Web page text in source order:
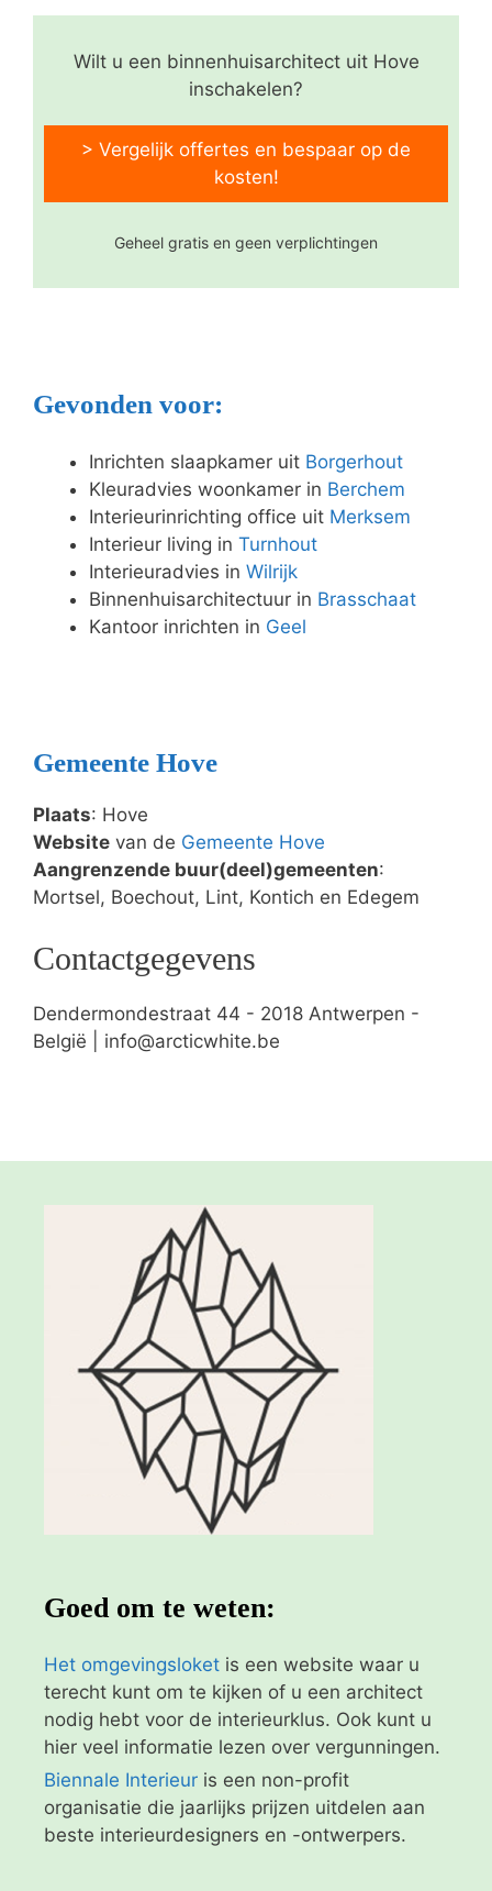
Wilt u een binnenhuisarchitect uit Hove
inschakelen?
> Vergelijk offertes en bespaar op de
kosten!
Geheel gratis en geen verplichtingen
Gevonden voor:
Inrichten slaapkamer uit Borgerhout
Kleuradvies woonkamer in Berchem
Interieurinrichting office uit Merksem
Interieur living in Turnhout
Interieuradvies in Wilrijk
Binnenhuisarchitectuur in Brasschaat
Kantoor inrichten in Geel
Gemeente Hove
Plaats: Hove
Website van de Gemeente Hove
Aangrenzende buur(deel)gemeenten:
Mortsel, Boechout, Lint, Kontich en Edegem
Contactgegevens
Dendermondestraat 44 - 2018 Antwerpen -
België | info@arcticwhite.be
Goed om te weten:
Het omgevingsloket is een website waar u
terecht kunt om te kijken of u een architect
nodig hebt voor de interieurklus. Ook kunt u
hier veel informatie lezen over vergunningen.
Biennale Interieur is een non-profit
organisatie die jaarlijks prijzen uitdelen aan
beste interieurdesigners en -ontwerpers.